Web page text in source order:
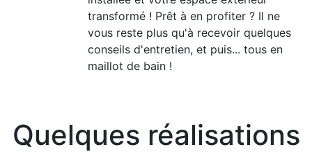
transformé ! Prêt à en profiter ? Il ne
vous reste plus qu'à recevoir quelques
conseils d'entretien, et puis... tous en
maillot de bain !
Quelques réalisations